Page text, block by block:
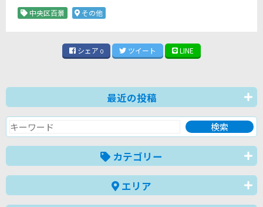
中央区百景 その他
シェア 0 ツイート LINE
最近の投稿
カテゴリー
エリア